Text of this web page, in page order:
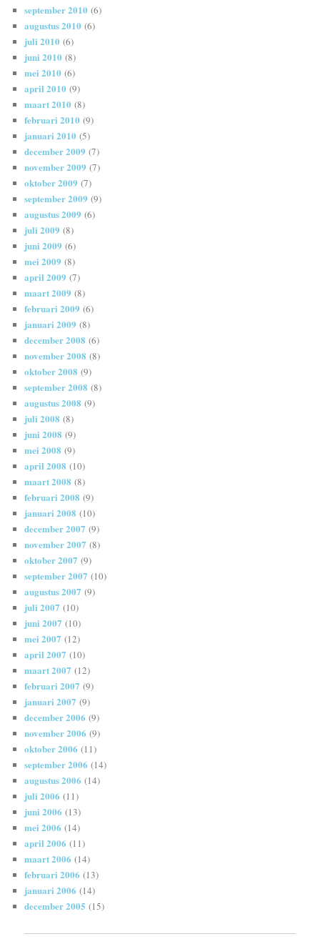
september 2010 (6)
augustus 2010 (6)
juli 2010 (6)
juni 2010 (8)
mei 2010 (6)
april 2010 (9)
maart 2010 (8)
februari 2010 (9)
januari 2010 (5)
december 2009 (7)
november 2009 (7)
oktober 2009 (7)
september 2009 (9)
augustus 2009 (6)
juli 2009 (8)
juni 2009 (6)
mei 2009 (8)
april 2009 (7)
maart 2009 (8)
februari 2009 (6)
januari 2009 (8)
december 2008 (6)
november 2008 (8)
oktober 2008 (9)
september 2008 (8)
augustus 2008 (9)
juli 2008 (8)
juni 2008 (9)
mei 2008 (9)
april 2008 (10)
maart 2008 (8)
februari 2008 (9)
januari 2008 (10)
december 2007 (9)
november 2007 (8)
oktober 2007 (9)
september 2007 (10)
augustus 2007 (9)
juli 2007 (10)
juni 2007 (10)
mei 2007 (12)
april 2007 (10)
maart 2007 (12)
februari 2007 (9)
januari 2007 (9)
december 2006 (9)
november 2006 (9)
oktober 2006 (11)
september 2006 (14)
augustus 2006 (14)
juli 2006 (11)
juni 2006 (13)
mei 2006 (14)
april 2006 (11)
maart 2006 (14)
februari 2006 (13)
januari 2006 (14)
december 2005 (15)